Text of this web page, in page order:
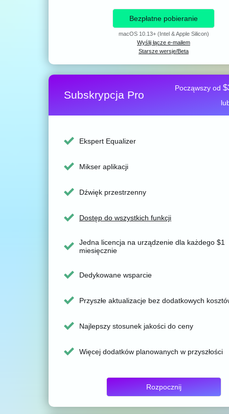
Bezpłatne pobieranie
macOS 10.13+ (Intel & Apple Silicon)
Wyślij łącze e-mailem
Starsze wersje/Beta
Subskrypcja Pro
Począwszy od
Ekspert Equalizer
Mikser aplikacji
Dźwięk przestrzenny
Dostęp do wszystkich funkcji
Jedna licencja na urządzenie dla każdego $1
miesięcznie
Dedykowane wsparcie
Przyszłe aktualizacje bez dodatkowych
Najlepszy stosunek jakości do ceny
Więcej dodatków planowanych w przyszłości
Rozpocznij